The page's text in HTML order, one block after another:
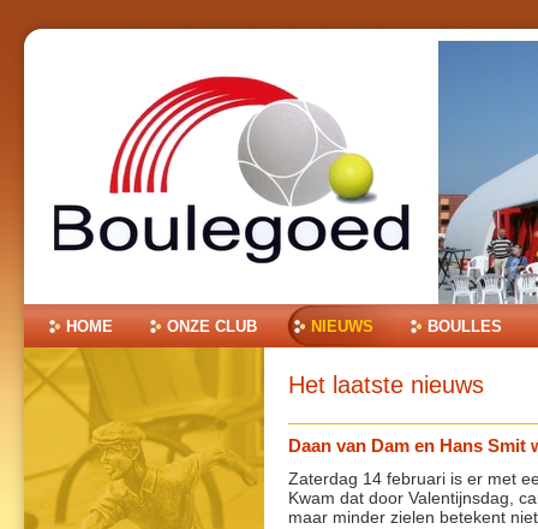
naar
HOME ONZE CLUB NIEUWS BOULLES
Het laatste nieuws
Daan van Dam en Hans
Zaterdag 14 februari is er met
Kwam dat door Valentijnsdag,
maar minder zielen betekent